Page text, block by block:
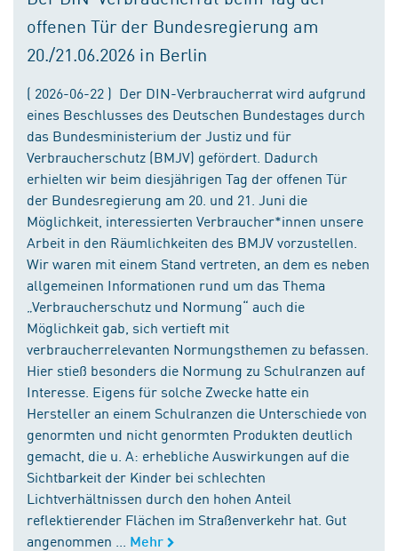
offenen Tür der Bundesregierung am
20./21.06.2026 in Berlin
( 2026-06-22 ) Der DIN-Verbraucherrat wird aufgrund
eines Beschlusses des Deutschen Bundestages durch
das Bundesministerium der Justiz und für
Verbraucherschutz (BMJV) gefördert. Dadurch
erhielten wir beim diesjährigen Tag der offenen Tür
der Bundesregierung am 20. und 21. Juni die
Möglichkeit, interessierten Verbraucher*innen unsere
Arbeit in den Räumlichkeiten des BMJV vorzustellen.
Wir waren mit einem Stand vertreten, an dem es neben
allgemeinen Informationen rund um das Thema
„Verbraucherschutz und Normung“ auch die
Möglichkeit gab, sich vertieft mit
verbraucherrelevanten Normungsthemen zu befassen.
Hier stieß besonders die Normung zu Schulranzen auf
Interesse. Eigens für solche Zwecke hatte ein
Hersteller an einem Schulranzen die Unterschiede von
genormten und nicht genormten Produkten deutlich
gemacht, die u. A: erhebliche Auswirkungen auf die
Sichtbarkeit der Kinder bei schlechten
Lichtverhältnissen durch den hohen Anteil
reflektierender Flächen im Straßenverkehr hat. Gut
angenommen ...
Mehr